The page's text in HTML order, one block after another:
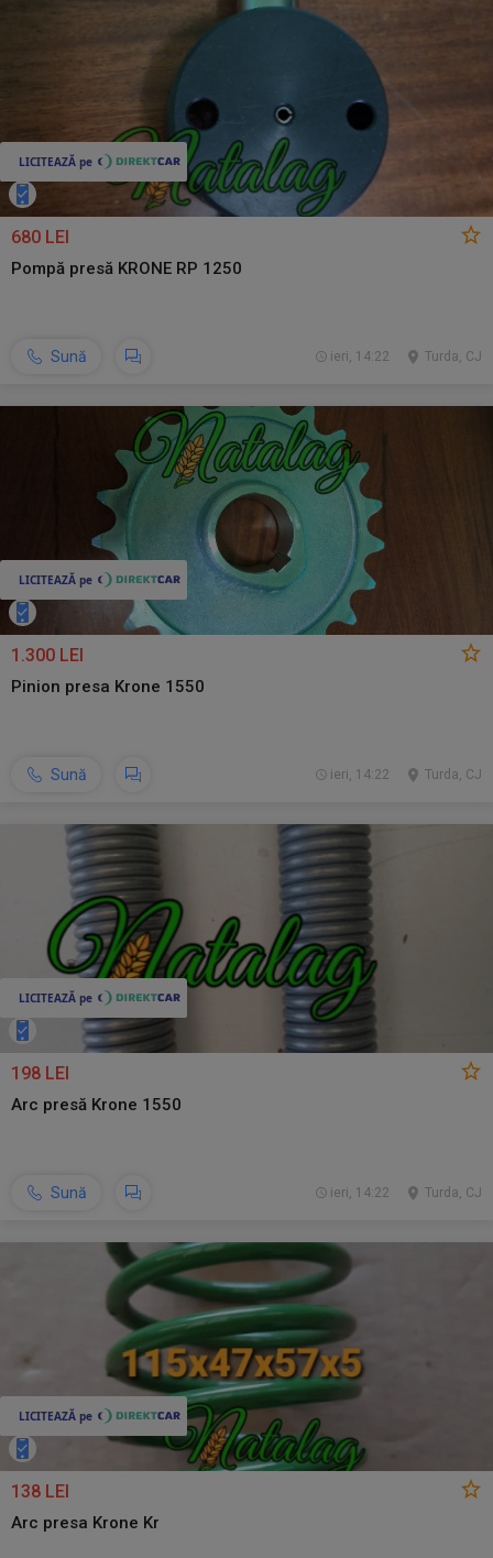
680 LEI
Pompă presă KRONE RP 1250
Sună Turda, CJ
ieri, 14:22
1.300 LEI
Pinion presa Krone 1550
Sună Turda, CJ
ieri, 14:22
198 LEI
Arc presă Krone 1550
Sună Turda, CJ
ieri, 14:22
138 LEI
Arc presa Krone Kr